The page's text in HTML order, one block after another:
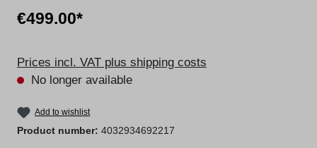
€499.00*
Prices incl. VAT plus shipping costs
No longer available
Add to wishlist
Product number: 4032934692217